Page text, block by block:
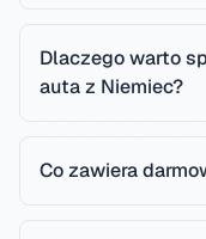
Dlaczego warto
auta z Niemiec?
Co zawiera